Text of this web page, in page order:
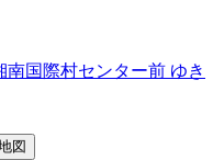
南国際村センター前 ゆき
図